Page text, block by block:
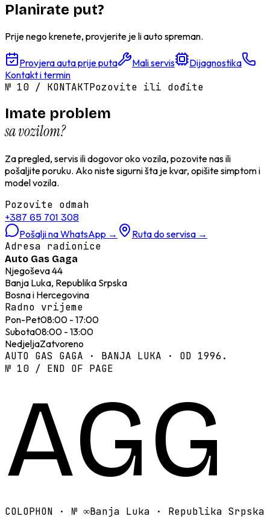
Planirate put?
Prije nego krenete, provjerite je li auto spreman.
Provjera auta prije puta Mali servis
Dijagnostika
Kontakt i termin
№ 10 / KONTAKTPozovite ili dođite
Imate problem
sa vozilom?
Za pregled, servis ili dogovor oko vozila, pozovite nas ili
pošaljite poruku. Ako niste sigurni šta je kvar, opišite simptom i
model vozila.
Pozovite odmah
+387 65 701 308
Pošalji na WhatsApp → Ruta do servisa →
Adresa radionice
Auto Gas Gaga
Njegoševa 44
Banja Luka, Republika Srpska
Bosna i Hercegovina
Radno vrijeme
Pon-Pet08:00 - 17:00
Subota08:00 - 13:00
NedjeljaZatvoreno
AUTO GAS GAGA · BANJA LUKA · OD 1996.
№ 10 / END OF PAGE
AGG
COLOPHON · № ∞Banja Luka · Republika Srpska